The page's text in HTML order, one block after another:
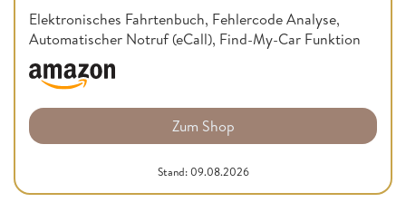
Elektronisches Fahrtenbuch, Fehlercode Analyse,
Automatischer Notruf (eCall), Find-My-Car Funktion
Zum Shop
Stand: 09.08.2026